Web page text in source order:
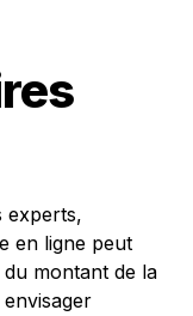
experts,
en ligne peut
montant de la